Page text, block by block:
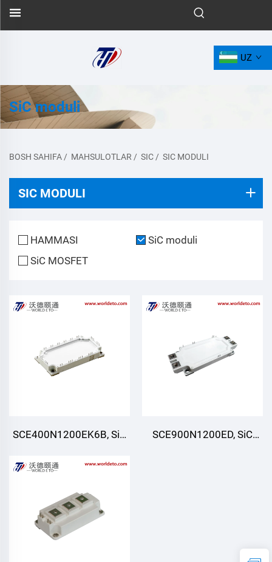
UZ
SiC moduli
BOSH SAHIFA/ MAHSULOTLAR / SIC/ SIC MODULI
SIC MODULI
HAMMASI
SiC moduli
SiC MOSFET
SCE400N1200EK6B, SiC
fazali)
SCE900N1200ED, SiC